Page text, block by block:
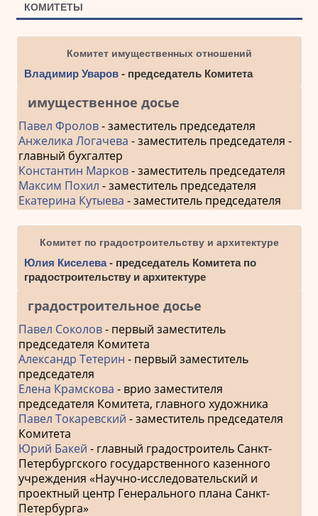
КОМИТЕТЫ
Комитет имущественных отношений
Владимир Уваров- председатель Комитета
имущественное досье
Павел Фролов- заместитель председателя
Анжелика Логачева - заместитель председателя -
главный бухгалтер
Константин Марков- заместитель председателя
Максим Похил - заместитель председателя
Екатерина Кутыева - заместитель председателя
Комитет по градостроительству и архитектуре
Юлия Киселева- председатель Комитета по
градостроительству и архитектуре
градостроительное досье
Павел Соколов- первый заместитель
председателя Комитета
Александр Тетерин - первый заместитель
председателя
Елена Крамскова - врио заместителя
председателя Комитета, главного художника
Павел Токаревский - заместитель председателя
Комитета
Юрий Бакей - главный градостроитель Санкт-
Петербургского государственного казенного
учреждения «Научно-исследовательский и
проектный центр Генерального плана Санкт-
Петербурга»